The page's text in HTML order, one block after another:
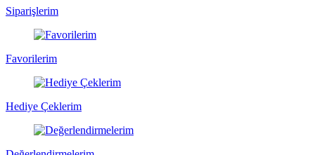
Siparişlerim
Favorilerim
Hediye Çeklerim